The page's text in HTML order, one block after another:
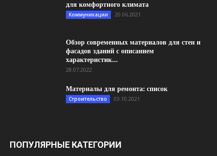
для комфортного климата
Коммуникации 20.06.2021
Обзор современных материалов для стен и
фасадов зданий с описанием
характеристик...
28.07.2022
Материалы для ремонта: список
Строительство 03.10.2021
ПОПУЛЯРНЫЕ КАТЕГОРИИ